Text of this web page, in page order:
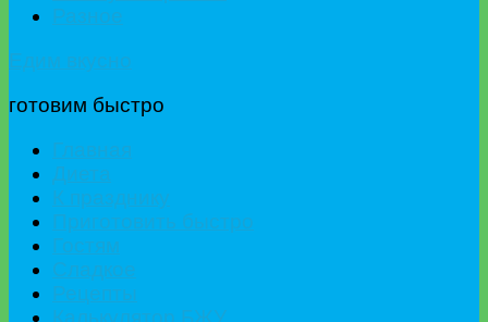
готовим быстро